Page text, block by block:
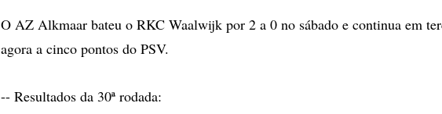
O AZ Alkmaar bateu o RKC Waalwijk por 2 a 0 no sábado e continua em
agora a cinco pontos do PSV.
-- Resultados da 30ª rodada: